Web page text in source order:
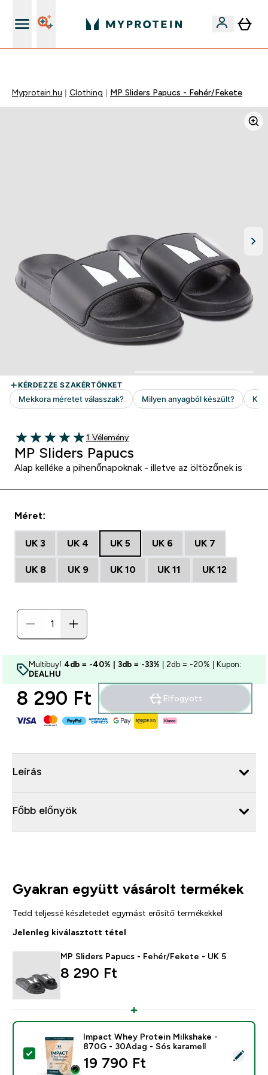
Myprotein.hu Clothing MP Sliders Papucs - Fehér/Fekete
5 out of 5 stars
1 customer reviews
1 Vélemény
MP Sliders Papucs
Alap kelléke a pihenőnapoknak - illetve az öltözőnek is
Méret:
UK 3 UK 4 UK 5 UK 6 UK 7
UK 8 UK 9 UK 10 UK 11 UK 12
Multibuy! 4db = -40% | 3db = -33% | 2db = -20% | Kupon:
DEALHU
8 290 Ft‎ Elfogyott
Leírás
Főbb előnyök
Gyakran együtt vásárolt termékek
Tedd teljessé készletedet egymást erősítő termékekkel
Jelenleg kiválasztott tétel
MP Sliders Papucs - Fehér/Fekete - UK 5
8 290 Ft‎
Termék kiválasztása - Impact Whey Protein
Impact Whey Protein Milkshake -
870G - 30Adag - Sós karamell
19 790 Ft‎